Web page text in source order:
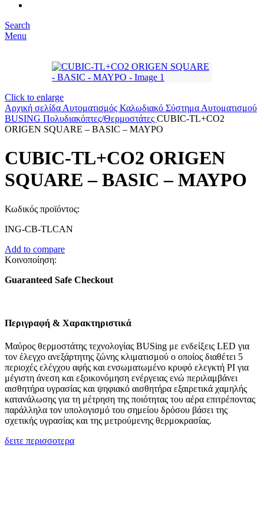
Search
Menu
Click to enlarge
Αρχική σελίδα Αυτοματισμός Καλωδιακό Σύστημα Αυτοματισμού
BUSING Πολυδιακόπτες/Θερμοστάτες CUBIC-TL+CO2
ORIGEN SQUARE – BASIC – ΜΑΥΡΟ
CUBIC-TL+CO2 ORIGEN
SQUARE – BASIC – ΜΑΥΡΟ
Κωδικός προϊόντος:
ING-CB-TLCAN
Add to compare
Κοινοποίηση:
Guaranteed Safe Checkout
Περιγραφή & Χαρακτηριστικά
Μαύρος θερμοστάτης τεχνολογίας BUSing με ενδείξεις LED για
τον έλεγχο ανεξάρτητης ζώνης κλιματισμού ο οποίος διαθέτει 5
περιοχές ελέγχου αφής και ενσωματωμένο κρυφό ελεγκτή PI για
μέγιστη άνεση και εξοικονόμηση ενέργειας ενώ περιλαμβάνει
αισθητήρα υγρασίας και ψηφιακό αισθητήρα εξαιρετικά χαμηλής
κατανάλωσης για τη μέτρηση της ποιότητας του αέρα επιτρέποντας
παράλληλα τον υπολογισμό του σημείου δρόσου βάσει της
σχετικής υγρασίας και της μετρούμενης θερμοκρασίας.
δειτε περισσοτερα